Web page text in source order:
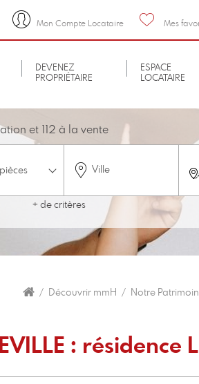
Mon Compte Locataire Mes
DEVENEZ
PROPRIÉTAIRE
ESPACE
LOCATAIRE
et 112 à la vente
Ville
+ de critères
Découvrir mmH Notre
: résidence